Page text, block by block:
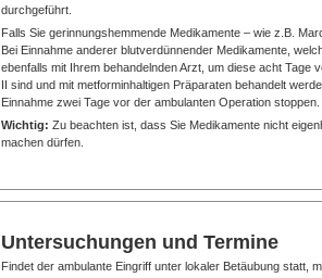
durchgeführt.
Falls Sie gerinnungshemmende Medikamente – wie z.B.
Bei Einnahme anderer blutverdünnender Medikamente,
ebenfalls mit Ihrem behandelnden Arzt, um diese acht Tage
II sind und mit metforminhaltigen Präparaten behandelt
Einnahme zwei Tage vor der ambulanten Operation stoppen.
Wichtig: Zu beachten ist, dass Sie Medikamente nicht
machen dürfen.
Untersuchungen und Termine
Findet der ambulante Eingriff unter lokaler Betäubung statt,